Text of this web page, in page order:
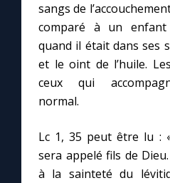
sangs de
comparé à un
quand il était dans ses
et le oint de l’huile.
ceux qui
normal.
Lc 1, 35 peut être lu :
sera appelé fils de
à la sainteté du